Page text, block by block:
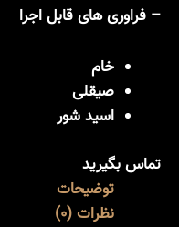
– فراوری های قابل اجرا
خام
صیقلی
اسید شور
تماس بگیرید
توضیحات
نظرات (0)